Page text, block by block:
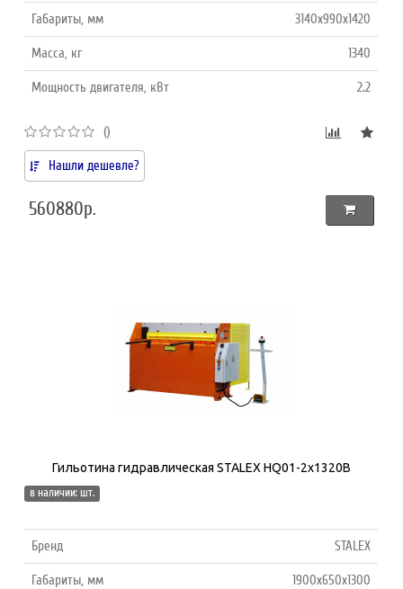
Габариты, мм 3140x990x1420
Масса, кг 1340
Мощность двигателя, кВт 2.2
()
Нашли дешевле?
560880р.
Гильотина гидравлическая STALEX HQ01-2x1320B
в наличии: шт.
Бренд STALEX
Габариты, мм 1900x650x1300